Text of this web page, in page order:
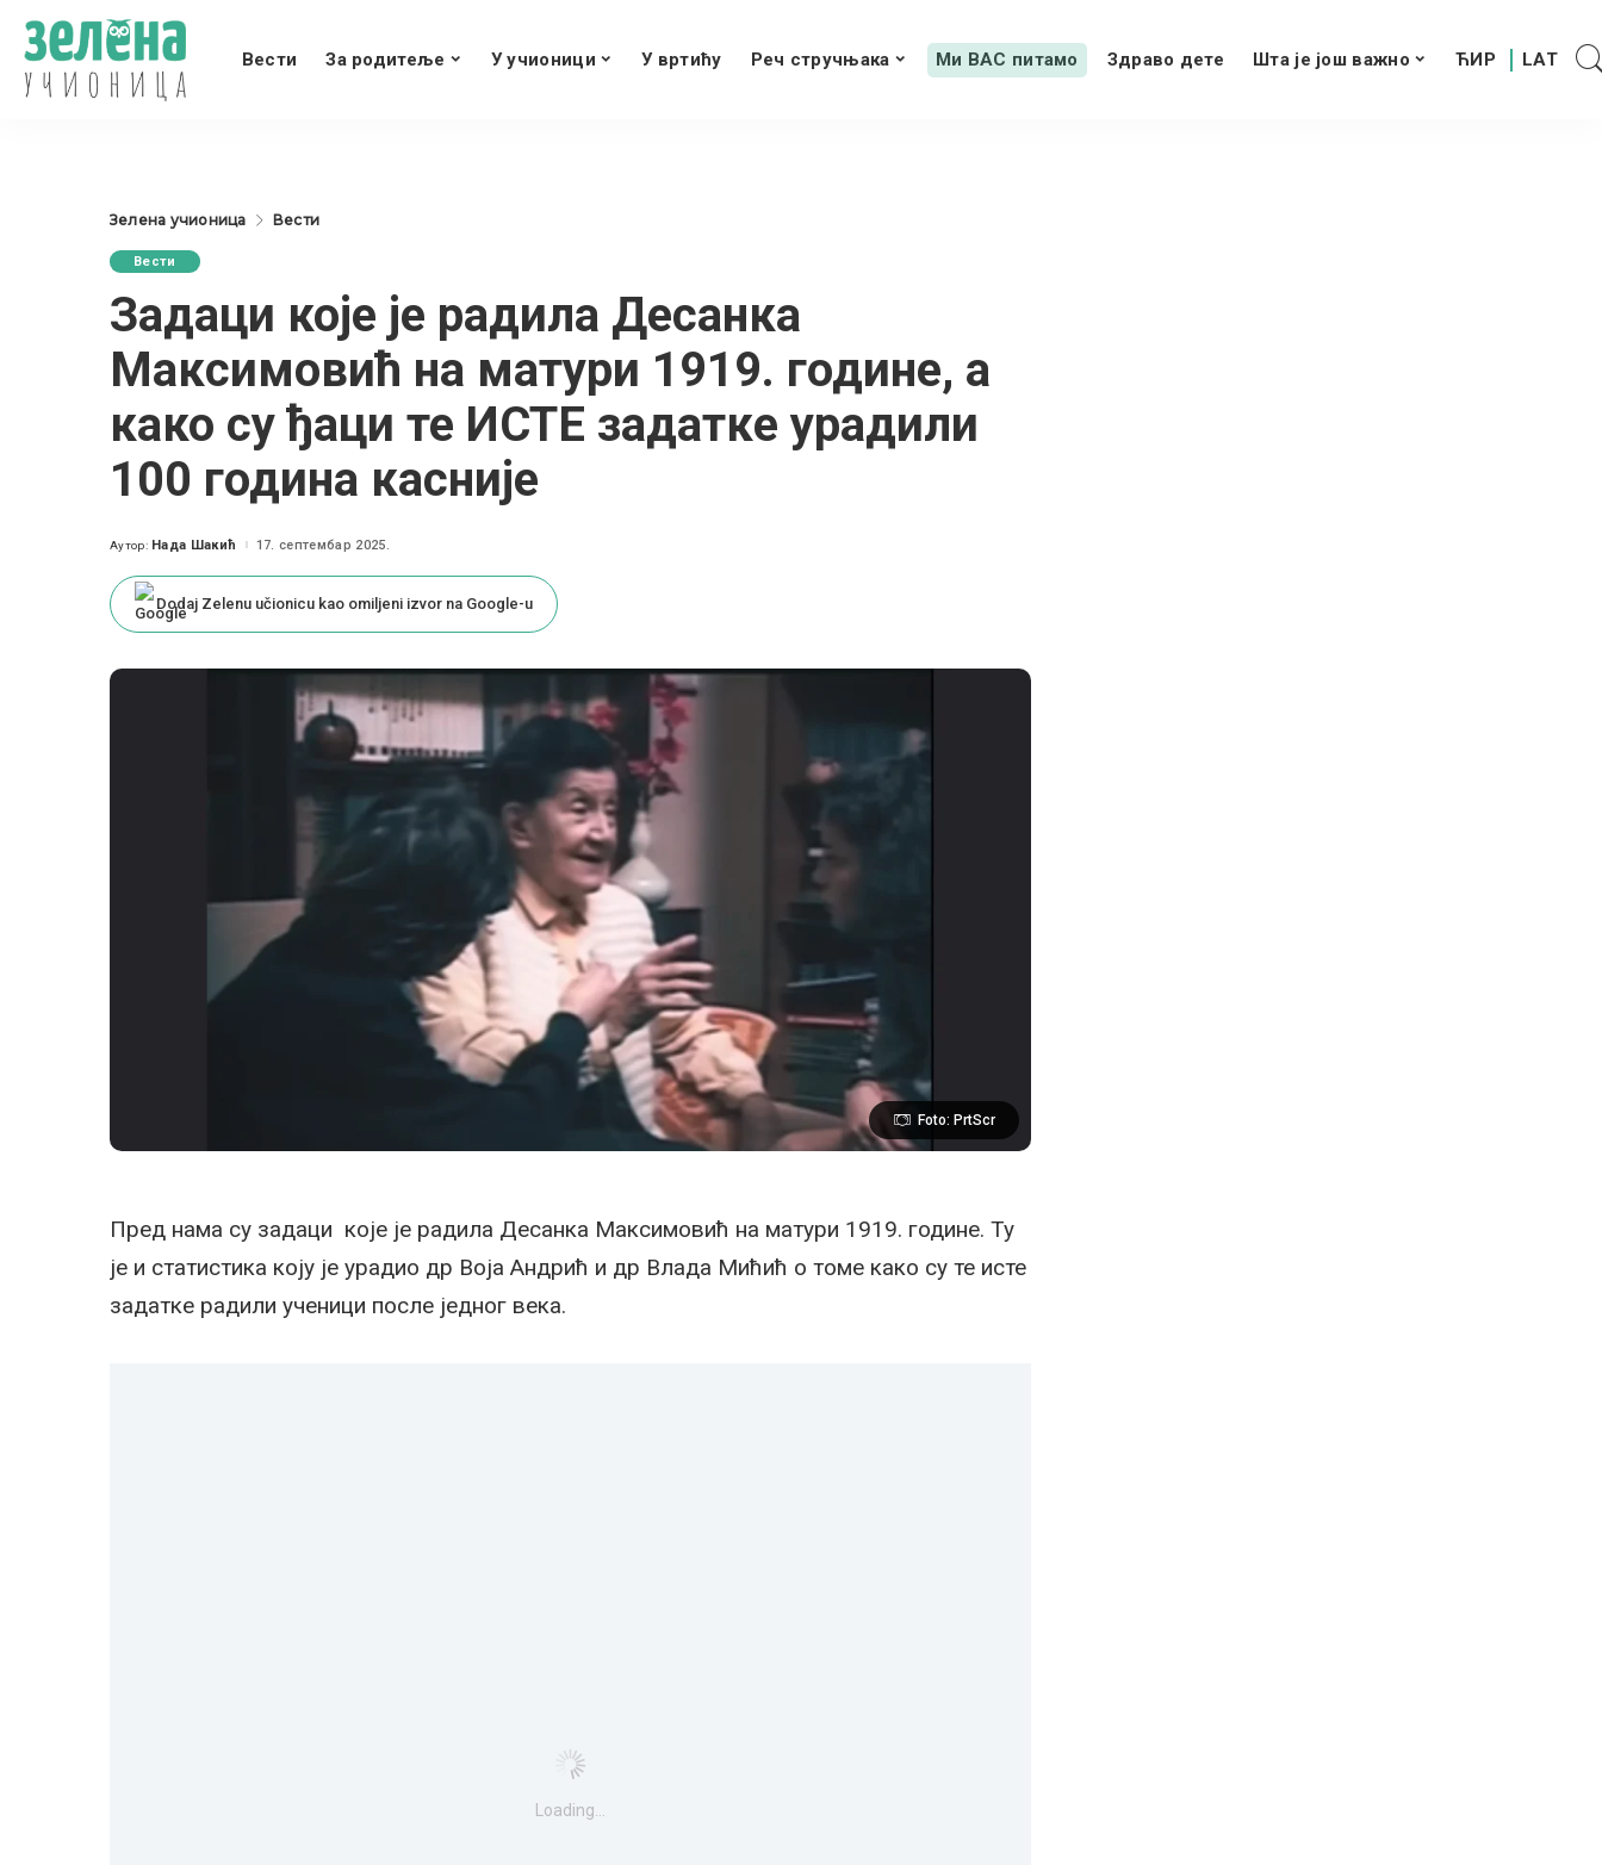
Вести За родитеље У учионици У вртићу Реч стручњака Ми ВАС питамо Здраво дете Шта је још важно
Зелена учионица Вести
Вести
Задаци које је радила Десанка
Максимовић на матури 1919. године, а
како су ђаци те ИСТЕ задатке урадили
100 година касније
Posted
Аутор: Нада Шакић 17. септембар 2025.
Dodaj Zelenu učionicu kao omiljeni izvor na Google-u
Foto: PrtScr
Пред нама су задаци које је радила Десанка Максимовић на матури 1919. године. Ту
је и статистика коју је урадио др Воја Андрић и др Влада Мићић o томе како су те исте
задатке радили ученици после једног века.
Loading...